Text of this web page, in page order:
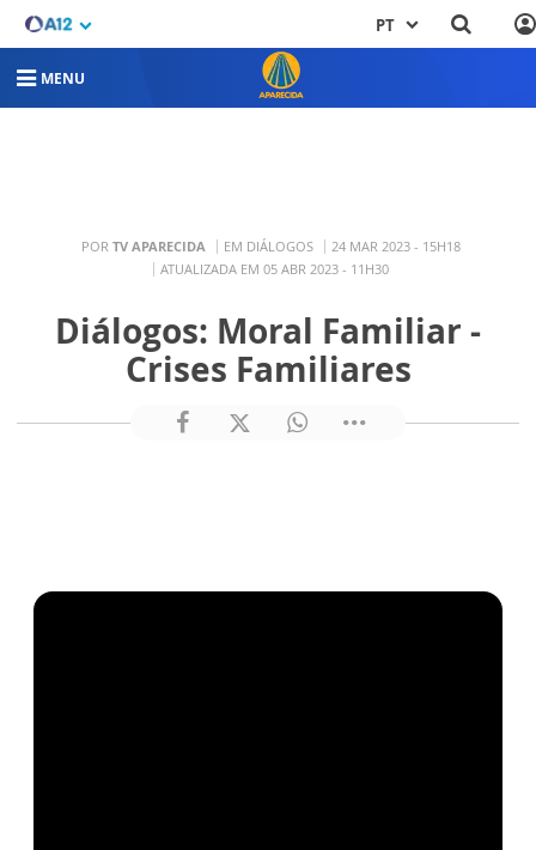
PT
MENU
POR TV APARECIDA EM DIÁLOGOS
24 MAR 2023 - 15H18
ATUALIZADA EM 05 ABR 2023 - 11H30
Diálogos: Moral Familiar -
Crises Familiares